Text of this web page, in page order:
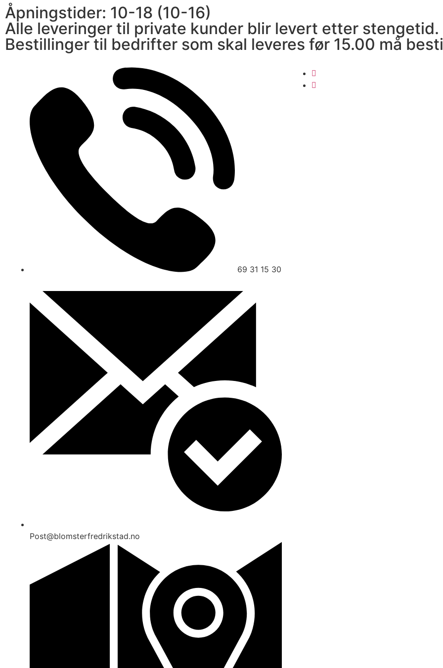
Åpningstider: 10-18 (10-16)
Alle leveringer til private kunder blir levert etter stengetid.
Bestillinger til bedrifter som skal leveres før 15.00 må
69 31 15 30
Post@blomsterfredrikstad.no